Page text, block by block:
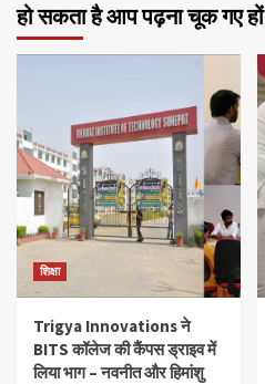
हो सकता है आप पढ़ना चूक गए हों
शिक्षा
Trigya Innovations ने
BITS कॉलेज की कैंपस ड्राइव में
लिया भाग – नवनीत और हिमांशु